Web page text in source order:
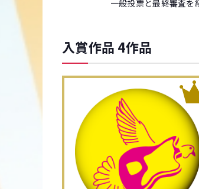
一般投票と最終審査を
入賞作品 4作品